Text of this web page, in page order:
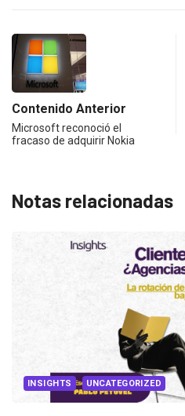
Contenido Anterior
Microsoft reconoció el
fracaso de adquirir Nokia
Notas relacionadas